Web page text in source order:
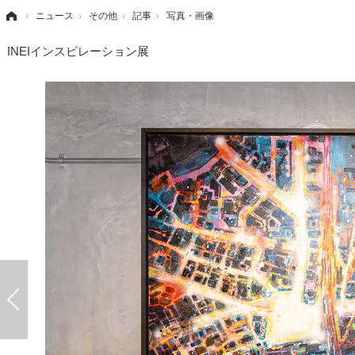
› ニュース › その他 › 記事 › 写真・画像
INEIインスピレーション展